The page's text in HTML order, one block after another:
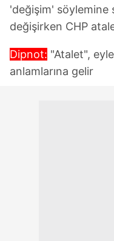
'değişim' söylemine
değişirken CHP
Dipnot: "Atalet",
anlamlarına gelir